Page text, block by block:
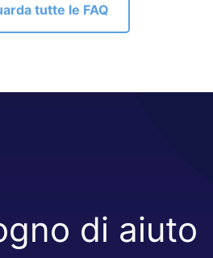
tutte le FAQ
di aiuto